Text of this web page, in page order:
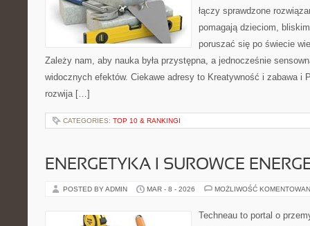
łączy sprawdzone
pomagają dzieciom,
poruszać się po świecie
Zależy nam, aby nauka była przystępna, a jednocześnie
widocznych efektów. Ciekawe adresy to Kreatywność i zabawa i
rozwija […]
CATEGORIES: TOP 10 & RANKINGI
ENERGETYKA I SUROWCE
POSTED BY ADMIN MAR - 8 - 2026 MOŻLIWOŚĆ
Techneau to portal o